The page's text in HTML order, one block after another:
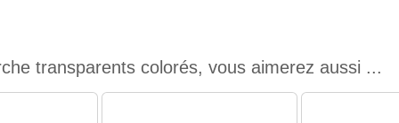
transparents colorés, vous aimerez aussi ...